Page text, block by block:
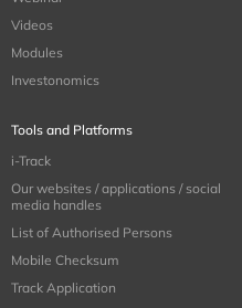
Videos
Modules
Investonomics
Tools and Platforms
i-Track
Our websites / applications / social
media handles
List of Authorised Persons
Mobile Checksum
Track Application